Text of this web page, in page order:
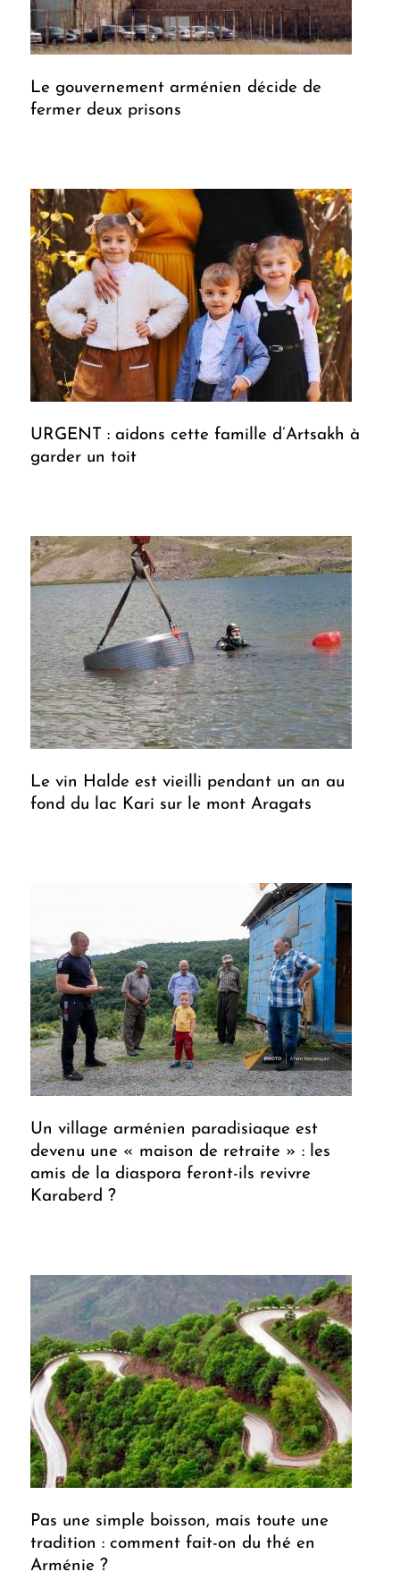
Le gouvernement arménien décide de
fermer deux prisons
URGENT : aidons cette famille d’Artsakh à
garder un toit
Le vin Halde est vieilli pendant un an au
fond du lac Kari sur le mont Aragats
Un village arménien paradisiaque est
devenu une « maison de retraite » : les
amis de la diaspora feront-ils revivre
Karaberd ?
Pas une simple boisson, mais toute une
tradition : comment fait-on du thé en
Arménie ?